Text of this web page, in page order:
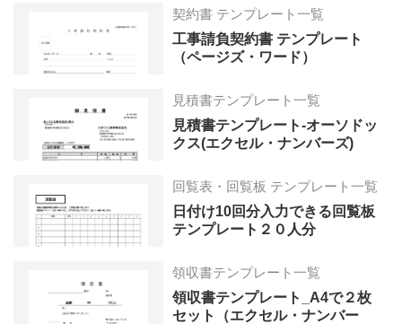
契約書 テンプレート一覧
工事請負契約書 テンプレート
（ページズ・ワード）
見積書テンプレート一覧
見積書テンプレート-オーソドッ
クス(エクセル・ナンバーズ)
回覧表・回覧板 テンプレート一覧
日付け10回分入力できる回覧板
テンプレート２０人分
領収書テンプレート一覧
領収書テンプレート_A4で２枚
セット（エクセル・ナンバー